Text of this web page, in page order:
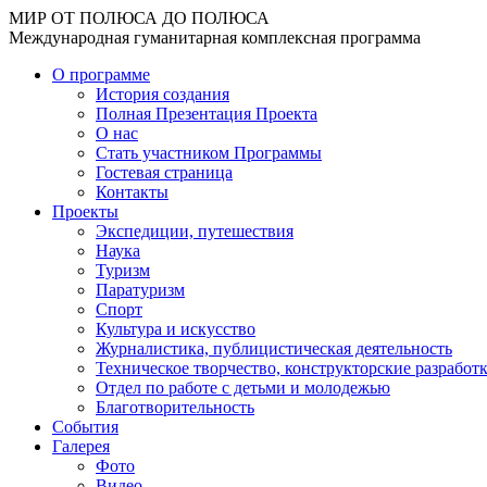
МИР ОТ ПОЛЮСА ДО ПОЛЮСА
Международная гуманитарная комплексная программа
О программе
История создания
Полная Презентация Проекта
О нас
Стать участником Программы
Гостевая страница
Контакты
Проекты
Экспедиции, путешествия
Наука
Туризм
Паратуризм
Спорт
Культура и искусство
Журналистика, публицистическая деятельность
Техническое творчество, конструкторские
Отдел по работе с детьми и молодежью
Благотворительность
События
Галерея
Фото